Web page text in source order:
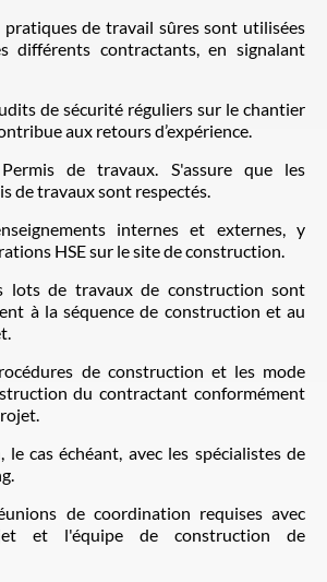
pratiques de travail sûres sont utilisées
différents contractants, en signalant
de sécurité réguliers sur le chantier
aux retours d’expérience.
de travaux. S'assure que les
de travaux sont respectés.
internes et externes, y
HSE sur le site de construction.
lots de travaux de construction sont
à la séquence de construction et au
de construction et les mode
du contractant conformément
le cas échéant, avec les spécialistes de
de coordination requises avec
et l'équipe de construction de